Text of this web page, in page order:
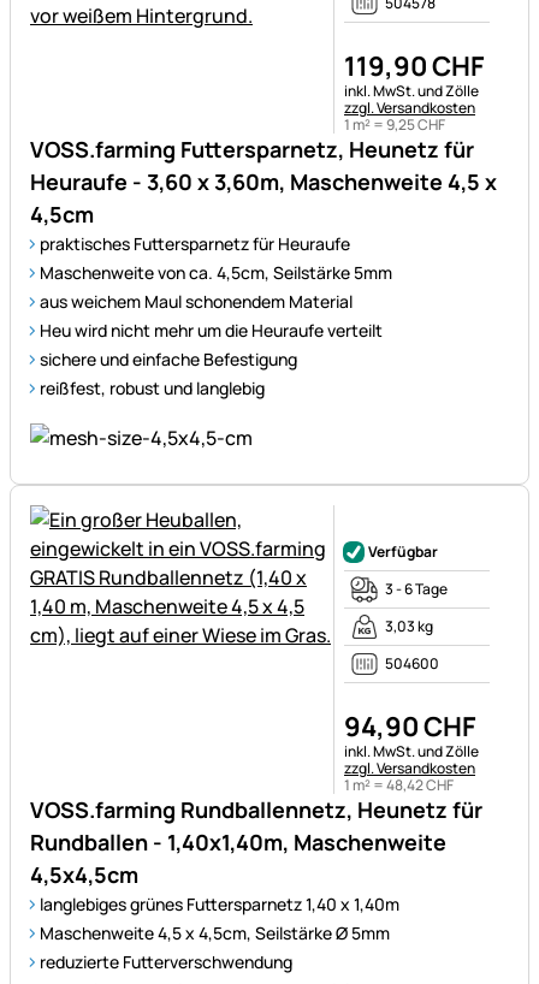
VOSS.farming Futtersparnetz, Heunetz für
Heuraufe - 3,60 x 3,60m, Maschenweite 4,5 x
4,5cm
praktisches Futtersparnetz für Heuraufe
Maschenweite von ca. 4,5cm, Seilstärke 5mm
aus weichem Maul schonendem Material
Heu wird nicht mehr um die Heuraufe verteilt
sichere und einfache Befestigung
reißfest, robust und langlebig
119,90CHF
Steuerhinweis:
inkl. MwSt. und Zölle
zzgl. Versandkosten
1 m² =9,25CHF
VOSS.farming Rundballennetz, Heunetz für
Rundballen - 1,40x1,40m, Maschenweite
4,5x4,5cm
langlebiges grünes Futtersparnetz 1,40 x 1,40m
Maschenweite 4,5 x 4,5cm, Seilstärke Ø 5mm
reduzierte Futterverschwendung
Verfügbar
3 - 6 Tage
3,03 kg
504600
94,90CHF
Steuerhinweis:
inkl. MwSt. und Zölle
zzgl. Versandkosten
1 m² =48,42CHF